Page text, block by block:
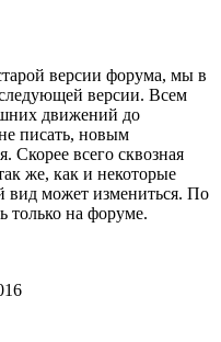
версии форума, мы в
версии. Всем
движений до
писать, новым
Скорее всего сквозная
же, как и некоторые
вид может измениться. По
только на форуме.